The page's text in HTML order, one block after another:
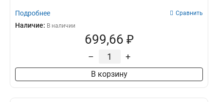
Подробнее Сравнить
Наличие: В наличии
699,66 ₽
– +
В корзину